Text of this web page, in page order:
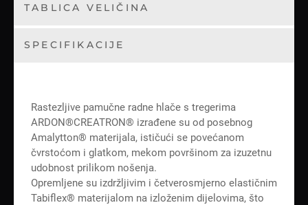
TABLICA VELIČINA
SPECIFIKACIJE
Rastezljive pamučne radne hlače s tregerima
ARDON®CREATRON® izrađene su od posebnog
Amalytton® materijala, ističući se povećanom
čvrstoćom i glatkom, mekom površinom za izuzetnu
udobnost prilikom nošenja.
Opremljene su izdržljivim i četverosmjerno elastičnim
Tabiflex® materijalom na izloženim dijelovima, što